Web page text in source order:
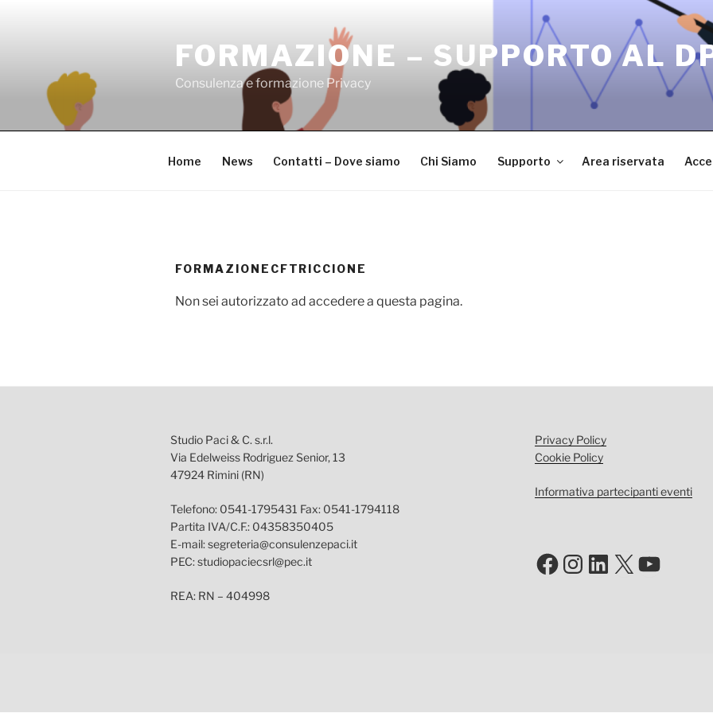
FORMAZIONE – SUPPORTO AL
Consulenza e formazione Privacy
Home News Contatti – Dove siamo Chi Siamo Supporto Area riservata
FORMAZIONECFTRICCIONE
Non sei autorizzato ad accedere a questa pagina.
Studio Paci & C. s.r.l.
Via Edelweiss Rodriguez Senior, 13
47924 Rimini (RN)
Telefono: 0541-1795431 Fax: 0541-1794118
Partita IVA/C.F.: 04358350405
E-mail: segreteria@consulenzepaci.it
PEC: studiopaciecsrl@pec.it
REA: RN – 404998
Privacy Policy
Cookie Policy
Informativa partecipanti eventi
Facebook
Instagram
LinkedIn
X